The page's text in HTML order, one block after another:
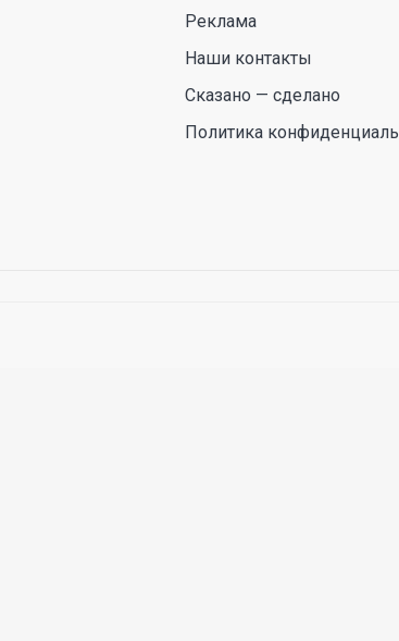
Реклама
Наши контакты
Сказано — сделано
Политика